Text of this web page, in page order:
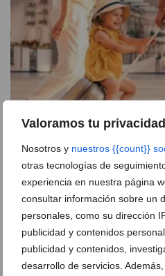
Valoramos tu privacidad
Nosotros y nuestros {{count}}
otras tecnologías de
experiencia en nuestra página
consultar información sobre un
personales, como su dirección
publicidad y contenidos
publicidad y contenidos,
desarrollo de servicios.
Los 3 seguros que